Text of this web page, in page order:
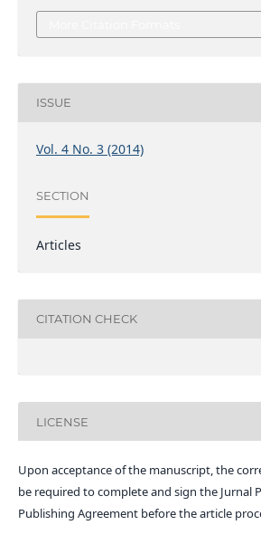
ISSUE
Vol. 4 No. 3 (2014)
SECTION
Articles
CITATION CHECK
LICENSE
Upon acceptance of the manuscript, the
be required to complete and sign the Jurnal
Publishing Agreement before the article